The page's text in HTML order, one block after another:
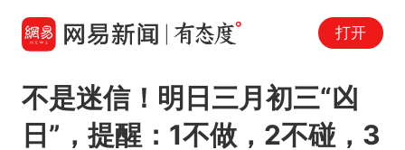
打开
不是迷信！明日三月初三“凶
日”，提醒：1不做，2不碰，3